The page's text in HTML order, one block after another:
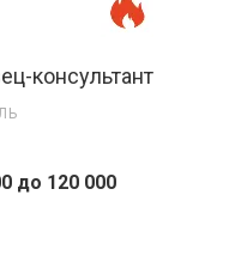
консультант
до 120 000